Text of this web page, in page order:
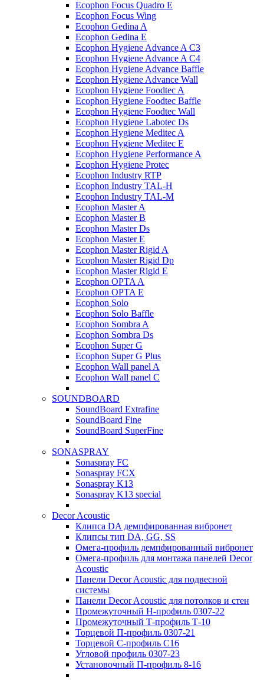
Ecophon Focus Quаdro E
Ecophon Focus Wing
Ecophon Gedina A
Ecophon Gedina E
Ecophon Hygiene Advance A C3
Ecophon Hygiene Advance A C4
Ecophon Hygiene Advance Baffle
Ecophon Hygiene Advance Wall
Ecophon Hygiene Foodtec A
Ecophon Hygiene Foodtec Baffle
Ecophon Hygiene Foodtec Wall
Ecophon Hygiene Labotec Ds
Ecophon Hygiene Meditec A
Ecophon Hygiene Meditec E
Ecophon Hygiene Performance A
Ecophon Hygiene Proteс
Ecophon Industry RTP
Ecophon Industry TAL-H
Ecophon Industry TAL-M
Ecophon Master A
Ecophon Master B
Ecophon Master Ds
Ecophon Master E
Ecophon Master Rigid A
Ecophon Master Rigid Dp
Ecophon Master Rigid E
Ecophon OPTA A
Ecophon OPTA E
Ecophon Solo
Ecophon Solo Baffle
Ecophon Sombra A
Ecophon Sombra Ds
Ecophon Super G
Ecophon Super G Plus
Ecophon Wall panel A
Ecophon Wall panel C
SOUNDBOARD
SoundBoard Extrafine
SoundBoard Fine
SoundBoard SuperFine
SONASPRAY
Sonaspray FC
Sonaspray FCX
Sonaspray K13
Sonaspray K13 special
Decor Acoustic
Клипса DA демпфированная вибронет
Клипсы тип DA, GG, SS
Омега-профиль демпфированный вибронет
Омега-профиль для монтажа панелей Decor
Acoustic
Панели Decor Acoustic для подвесной
системы
Панели Decor Acoustic для потолков и стен
Промежуточный Н-профиль 0307-22
Промежуточный Т-профиль Т-10
Торцевой П-профиль 0307-21
Торцевой С-профиль С16
Угловой профиль 0307-23
Установочный П-профиль 8-16